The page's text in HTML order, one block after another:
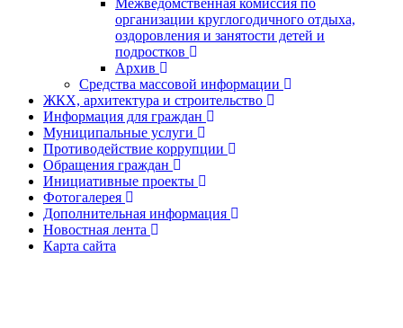
организации круглогодичного отдыха,
оздоровления и занятости детей и
подростков
Архив
Средства массовой информации
ЖКХ, архитектура и строительство
Информация для граждан
Муниципальные услуги
Противодействие коррупции
Обращения граждан
Инициативные проекты
Фотогалерея
Дополнительная информация
Новостная лента
Карта сайта